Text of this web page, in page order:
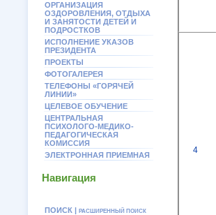
ОРГАНИЗАЦИЯ
ОЗДОРОВЛЕНИЯ, ОТДЫХА
И ЗАНЯТОСТИ ДЕТЕЙ И
ПОДРОСТКОВ
ИСПОЛНЕНИЕ УКАЗОВ
ПРЕЗИДЕНТА
ПРОЕКТЫ
ФОТОГАЛЕРЕЯ
ТЕЛЕФОНЫ «ГОРЯЧЕЙ
ЛИНИИ»
ЦЕЛЕВОЕ ОБУЧЕНИЕ
ЦЕНТРАЛЬНАЯ
ПСИХОЛОГО-МЕДИКО-
ПЕДАГОГИЧЕСКАЯ
КОМИССИЯ
ЭЛЕКТРОННАЯ ПРИЕМНАЯ
Навигация
ПОИСК | РАСШИРЕННЫЙ ПОИСК
4